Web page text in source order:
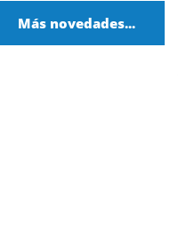
Más novedades...